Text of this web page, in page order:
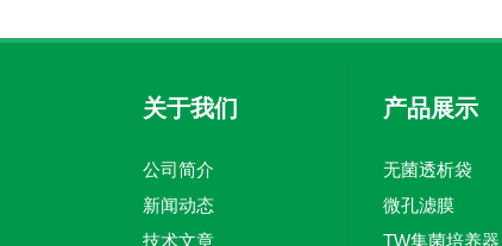
关于我们
公司简介
新闻动态
技术文章
产品展示
无菌透析袋
微孔滤膜
TW集菌培养器